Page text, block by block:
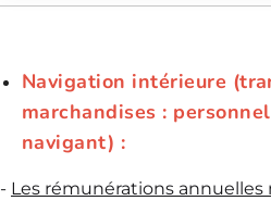
Navigation intérieure
marchandises :
navigant) :
- Les rémunérations annuelles